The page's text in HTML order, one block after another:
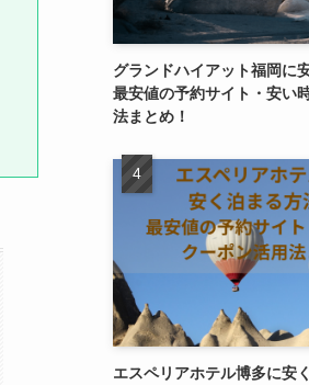
グランドハイアット福岡に
最安値の予約サイト・安い
法まとめ！
エスペリアホテル博多に安